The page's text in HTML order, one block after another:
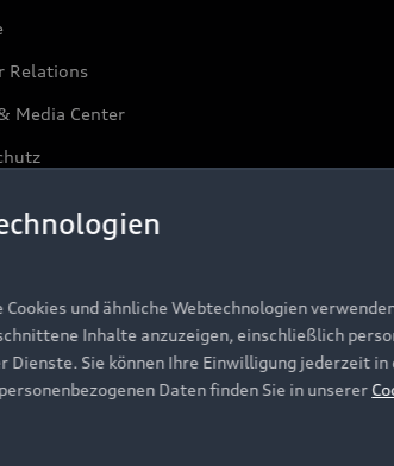
Relations
Media Center
und ähnliche Webtechnologien
Inhalte anzuzeigen, einschließlich
Sie können Ihre Einwilligung jederzeit
Daten finden Sie in unserer